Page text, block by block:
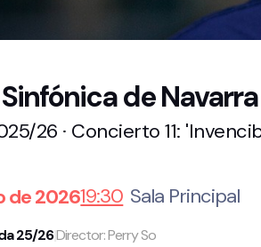
de Navarra
26 · Concierto 11:
de 202619:30 Sala Principal
25/26|Director: Perry So